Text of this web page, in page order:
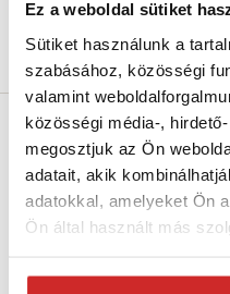
Ez a weboldal sütiket
Sütiket használunk a
szabásához, közösségi
valamint
közösségi média-,
megosztjuk az Ön
adatait, akik
adatokkal, amelyeket Ön
Ön által használt más
Nincs készleten
Elérhetőség ellenőrzése